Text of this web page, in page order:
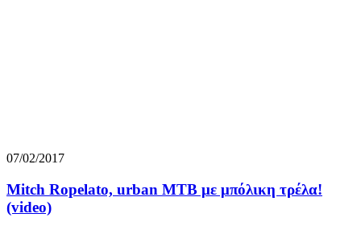
07/02/2017
Mitch Ropelato, urban MTB με μπόλικη τρέλα!
(video)